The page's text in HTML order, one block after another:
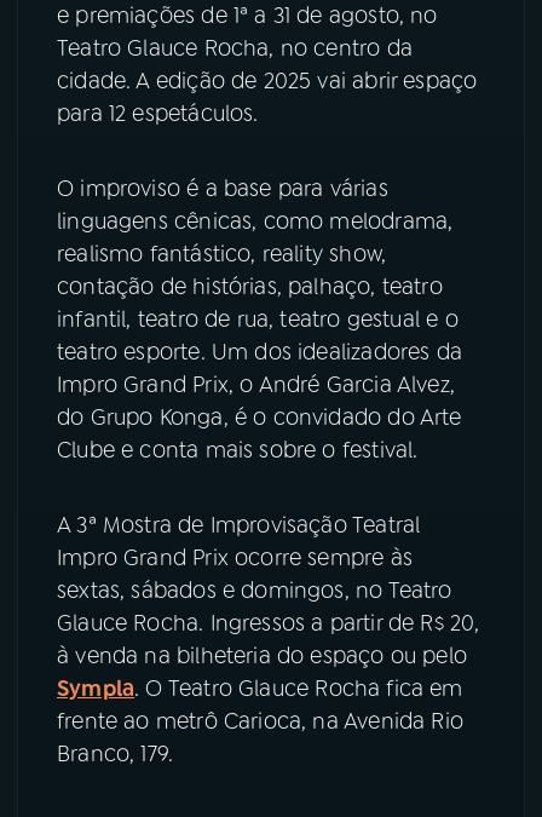
ACOMPANHE A RÁDIO MEC
YouTube
TikTok
e premiações de 1ª a 31 de agosto, no
Teatro Glauce Rocha, no centro da
cidade. A edição de 2025 vai abrir espaço
para 12 espetáculos.
O improviso é a base para várias
linguagens cênicas, como melodrama,
realismo fantástico, reality show,
contação de histórias, palhaço, teatro
infantil, teatro de rua, teatro gestual e o
teatro esporte. Um dos idealizadores da
Impro Grand Prix, o André Garcia Alvez,
do Grupo Konga, é o convidado do Arte
Clube e conta mais sobre o festival.
A 3ª Mostra de Improvisação Teatral
Impro Grand Prix ocorre sempre às
sextas, sábados e domingos, no Teatro
Glauce Rocha. Ingressos a partir de R$ 20,
à venda na bilheteria do espaço ou pelo
Sympla. O Teatro Glauce Rocha fica em
frente ao metrô Carioca, na Avenida Rio
Branco, 179.